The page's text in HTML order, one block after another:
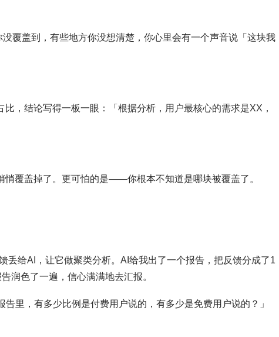
覆盖到，有些地方你没想清楚，你心里会有一个声音说「这块我
，结论写得一板一眼：「根据分析，用户最核心的需求是XX，
悄覆盖掉了。更可怕的是——你根本不知道是哪块被覆盖了。
丢给AI，让它做聚类分析。AI给我出了一个报告，把反馈分成了1
润色了一遍，信心满满地去汇报。
里，有多少比例是付费用户说的，有多少是免费用户说的？」